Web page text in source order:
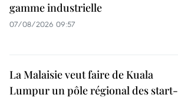
gamme industrielle
07/08/2026 09:57
La Malaisie veut faire de Kuala
Lumpur un pôle régional des start-